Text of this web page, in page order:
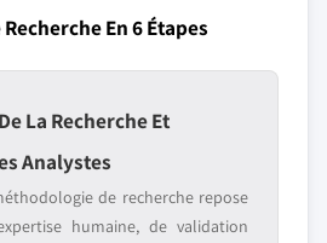
En 6 Étapes
La Recherche Et
Analystes
de recherche repose
humaine, de validation